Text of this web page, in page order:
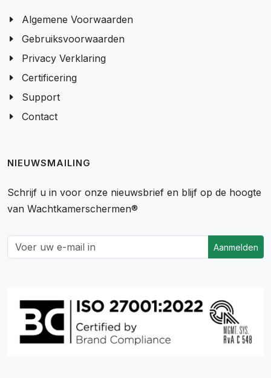
Algemene Voorwaarden
Gebruiksvoorwaarden
Privacy Verklaring
Certificering
Support
Contact
NIEUWSMAILING
Schrijf u in voor onze nieuwsbrief en blijf op de hoogte
van Wachtkamerschermen®
Aanmelden